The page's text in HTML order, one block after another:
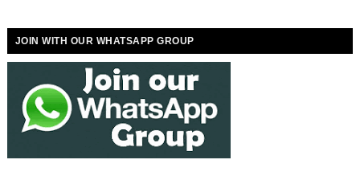
JOIN WITH OUR WHATSAPP GROUP